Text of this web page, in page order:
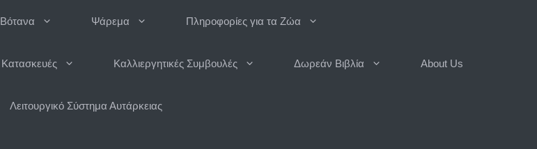
Βότανα Ψάρεμα Πληροφορίες για τα Ζώα
Κατασκευές Καλλιεργητικές Συμβουλές Δωρεάν Βιβλία About Us
Λειτουργικό Σύστημα Αυτάρκειας